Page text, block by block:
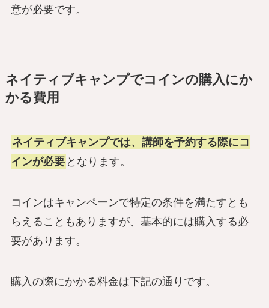
意が必要です。
ネイティブキャンプでコインの購入にか
かる費用
ネイティブキャンプでは、講師を予約する際にコ
インが必要 となります。
コインはキャンペーンで特定の条件を満たすとも
らえることもありますが、基本的には購入する必
要があります。
購入の際にかかる料金は下記の通りです。